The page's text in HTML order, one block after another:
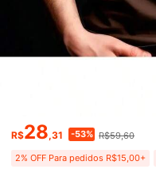
R$28,31 -53% R$59,60
2% OFF Para pedidos R$15,00+